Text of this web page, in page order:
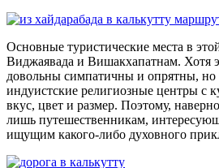
Основные туристические места в
Виджаявада и Вишакхапатнам. Хотя
довольны симпатичны и опрятны, но
индуистские религиозные центры с
вкус, цвет и размер. Поэтому,
лишь путешественникам,
ищущим какого-либо духовного